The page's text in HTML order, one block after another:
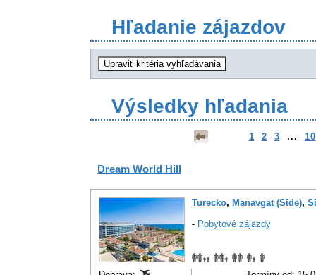
Hľadanie zájazdov
Výsledky hľadania
1 2 3 ... 10
Dream World Hill
Turecko, Manavgat (Side),
- Pobytové zájazdy